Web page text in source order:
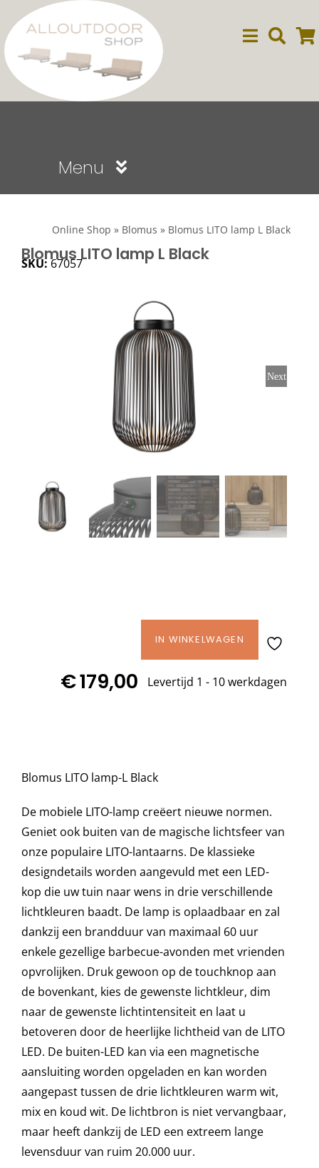
naar
inhoud
Menu
Dining
Barset
Deck Chairs + voetbanken
Decoratie kussens
Beschermhoezen
Verlichting
Onderhoud
Accessoires en Kado
Onze merken
Online Shop » Blomus » Blomus LITO lamp L Black
Blomus LITO lamp L Black
SKU: 67057
Next
lamp
IN WINKELWAGEN
€179,00 Levertijd 1 - 10 werkdagen
Blomus LITO lamp-L Black
De mobiele LITO-lamp creëert nieuwe normen.
Geniet ook buiten van de magische lichtsfeer van
onze populaire LITO-lantaarns. De klassieke
designdetails worden aangevuld met een LED-
kop die uw tuin naar wens in drie verschillende
lichtkleuren baadt. De lamp is oplaadbaar en zal
dankzij een brandduur van maximaal 60 uur
enkele gezellige barbecue-avonden met vrienden
opvrolijken. Druk gewoon op de touchknop aan
de bovenkant, kies de gewenste lichtkleur, dim
naar de gewenste lichtintensiteit en laat u
betoveren door de heerlijke lichtheid van de LITO
LED. De buiten-LED kan via een magnetische
aansluiting worden opgeladen en kan worden
aangepast tussen de drie lichtkleuren warm wit,
mix en koud wit. De lichtbron is niet vervangbaar,
maar heeft dankzij de LED een extreem lange
levensduur van ruim 20.000 uur.